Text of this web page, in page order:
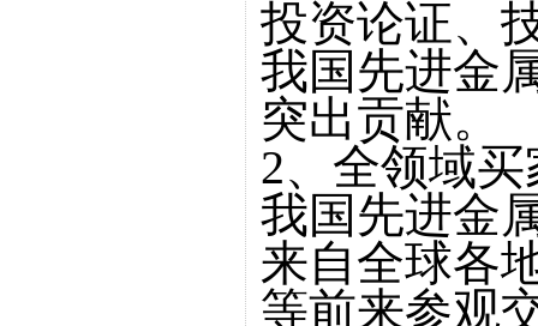
投资论证、
我国先进金
突出贡献。
2、全领域
我国先进金
来自全球各
等前来参观